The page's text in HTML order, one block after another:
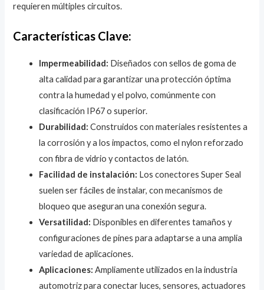
requieren múltiples circuitos.
Características Clave:
Impermeabilidad: Diseñados con sellos de goma de
alta calidad para garantizar una protección óptima
contra la humedad y el polvo, comúnmente con
clasificación IP67 o superior.
Durabilidad: Construidos con materiales resistentes a
la corrosión y a los impactos, como el nylon reforzado
con fibra de vidrio y contactos de latón.
Facilidad de instalación: Los conectores Super Seal
suelen ser fáciles de instalar, con mecanismos de
bloqueo que aseguran una conexión segura.
Versatilidad: Disponibles en diferentes tamaños y
configuraciones de pines para adaptarse a una amplia
variedad de aplicaciones.
Aplicaciones: Ampliamente utilizados en la industria
automotriz para conectar luces, sensores, actuadores